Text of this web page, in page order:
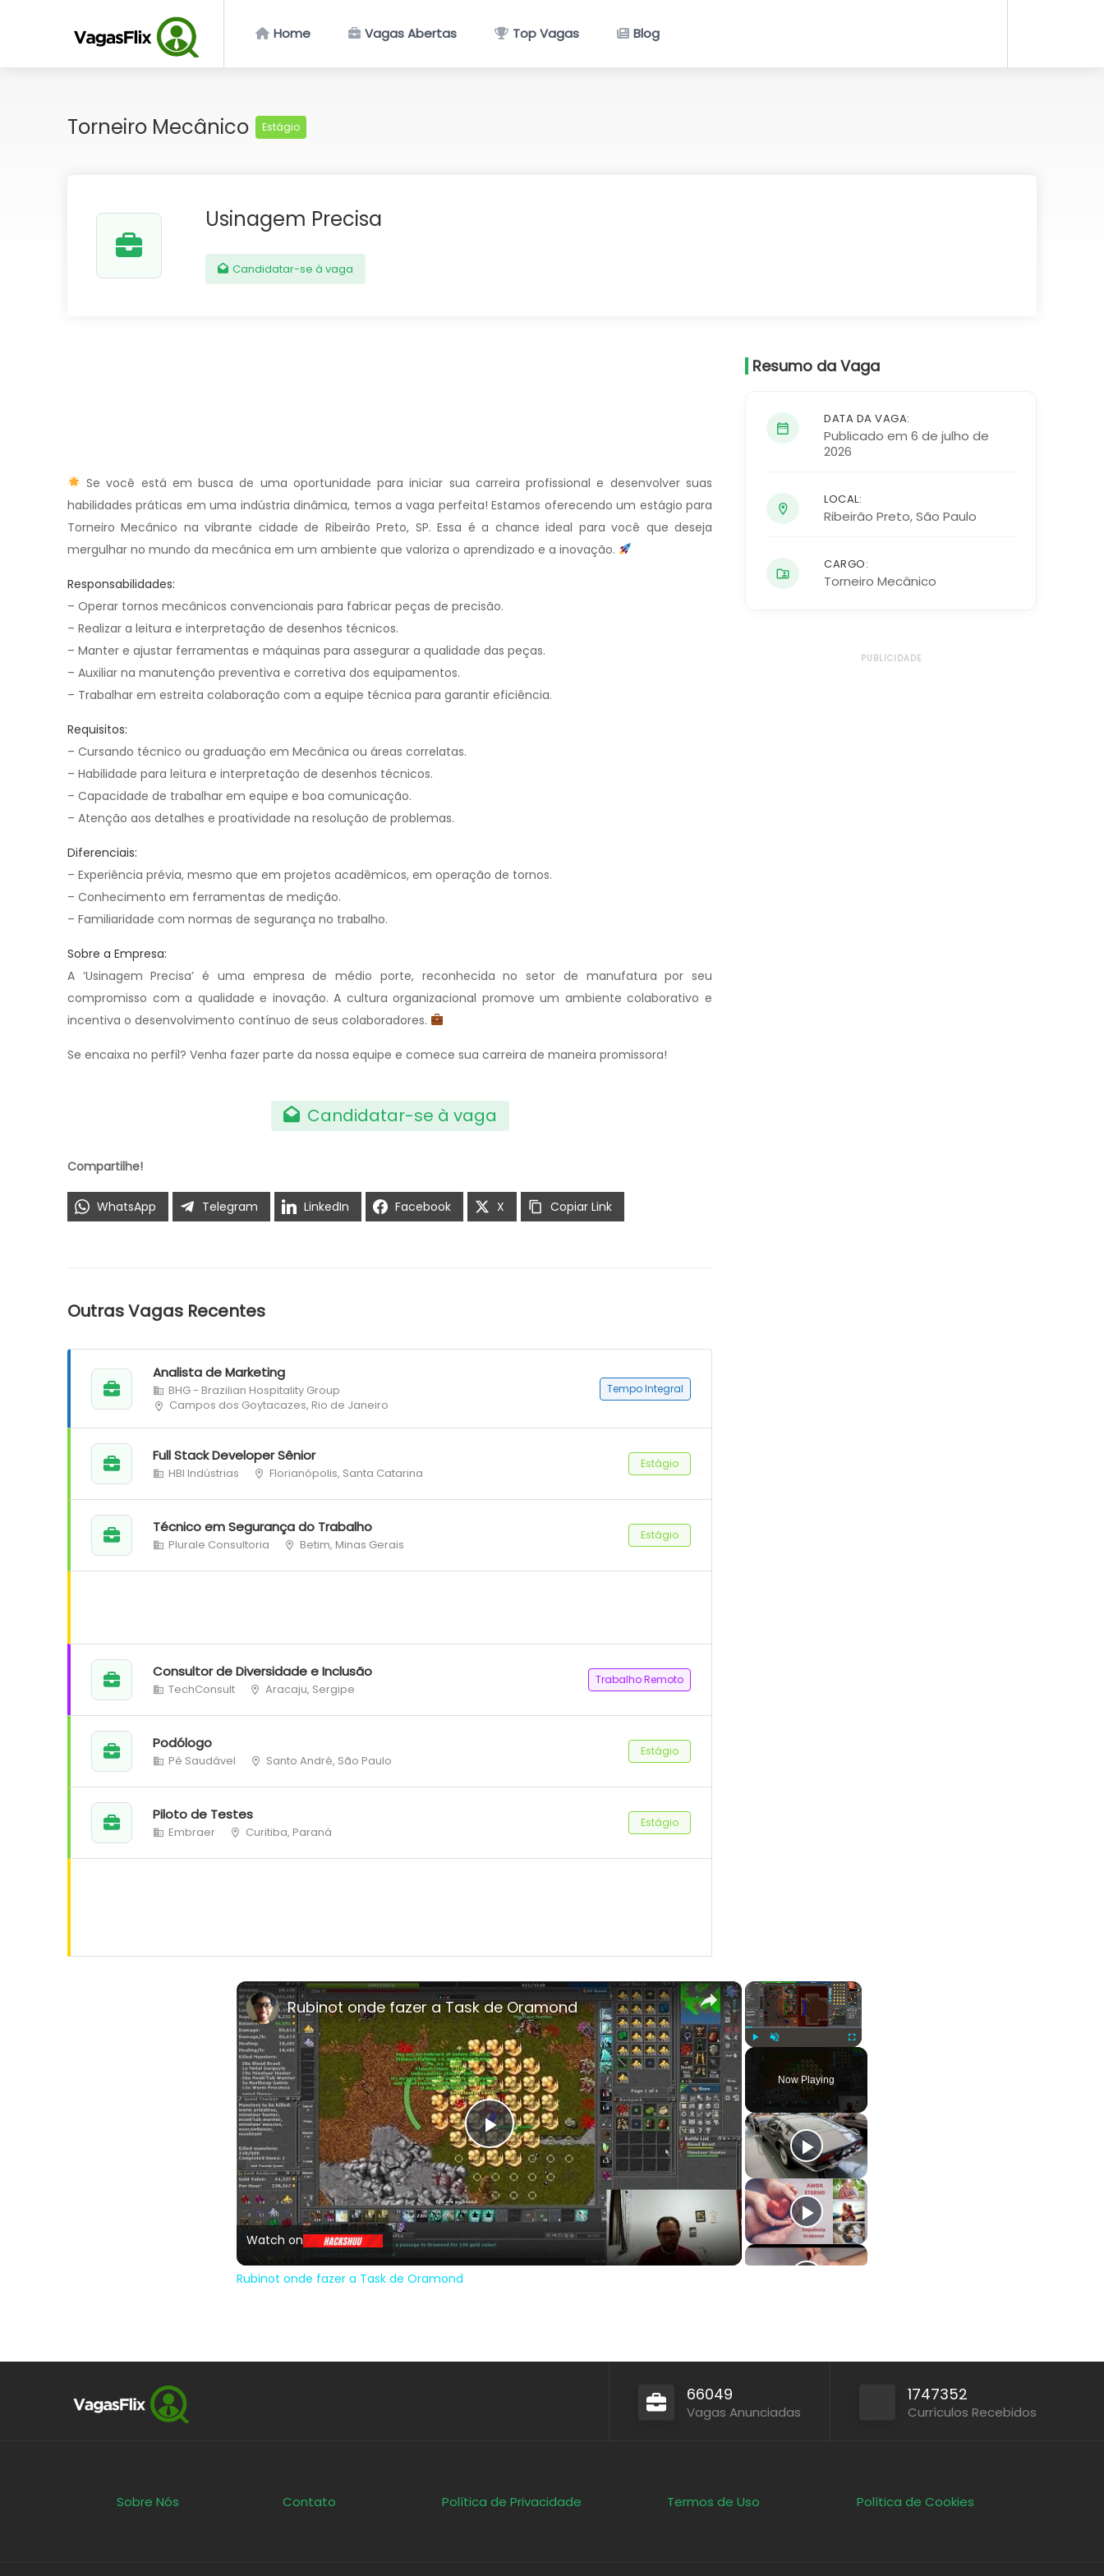
Home Vagas Abertas Top Vagas Blog
Torneiro Mecânico Estágio
Usinagem Precisa
Candidatar-se à vaga
Se você está em busca de uma oportunidade para iniciar sua carreira profissional e desenvolver suas
habilidades práticas em uma indústria dinâmica, temos a vaga perfeita! Estamos oferecendo um estágio para
Torneiro Mecânico na vibrante cidade de Ribeirão Preto, SP. Essa é a chance ideal para você que deseja
mergulhar no mundo da mecânica em um ambiente que valoriza o aprendizado e a inovação.
Responsabilidades:
– Operar tornos mecânicos convencionais para fabricar peças de precisão.
– Realizar a leitura e interpretação de desenhos técnicos.
– Manter e ajustar ferramentas e máquinas para assegurar a qualidade das peças.
– Auxiliar na manutenção preventiva e corretiva dos equipamentos.
– Trabalhar em estreita colaboração com a equipe técnica para garantir eficiência.
Requisitos:
– Cursando técnico ou graduação em Mecânica ou áreas correlatas.
– Habilidade para leitura e interpretação de desenhos técnicos.
– Capacidade de trabalhar em equipe e boa comunicação.
– Atenção aos detalhes e proatividade na resolução de problemas.
Diferenciais:
– Experiência prévia, mesmo que em projetos acadêmicos, em operação de tornos.
– Conhecimento em ferramentas de medição.
– Familiaridade com normas de segurança no trabalho.
Sobre a Empresa:
A ‘Usinagem Precisa’ é uma empresa de médio porte, reconhecida no setor de manufatura por seu
compromisso com a qualidade e inovação. A cultura organizacional promove um ambiente colaborativo e
incentiva o desenvolvimento contínuo de seus colaboradores.
Se encaixa no perfil? Venha fazer parte da nossa equipe e comece sua carreira de maneira promissora!
Candidatar-se à vaga
Compartilhe!
WhatsApp Telegram LinkedIn Facebook X Copiar Link
Outras Vagas Recentes
Analista de Marketing
BHG - Brazilian Hospitality Group
Campos dos Goytacazes, Rio de Janeiro
Tempo Integral
Full Stack Developer Sênior
HBI Indústrias Florianópolis, Santa Catarina
Estágio
Técnico em Segurança do Trabalho
Plurale Consultoria Betim, Minas Gerais
Estágio
Consultor de Diversidade e Inclusão
TechConsult Aracaju, Sergipe
Trabalho Remoto
Podólogo
Pé Saudável Santo André, São Paulo
Estágio
Piloto de Testes
Embraer Curitiba, Paraná
Estágio
Resumo da Vaga
DATA DA VAGA:
Publicado em 6 de julho de
2026
LOCAL:
Ribeirão Preto,São Paulo
CARGO:
Torneiro Mecânico
PUBLICIDADE
×
Fullscreen
Now Playing
×
Play
Video
Rubinot onde fazer a Task de Oramond
Watch on
Rubinot onde fazer a Task de Oramond
66049
Vagas Anunciadas
1747352
Currículos Recebidos
Sobre Nós Contato Política de Privacidade Termos de Uso Política de Cookies